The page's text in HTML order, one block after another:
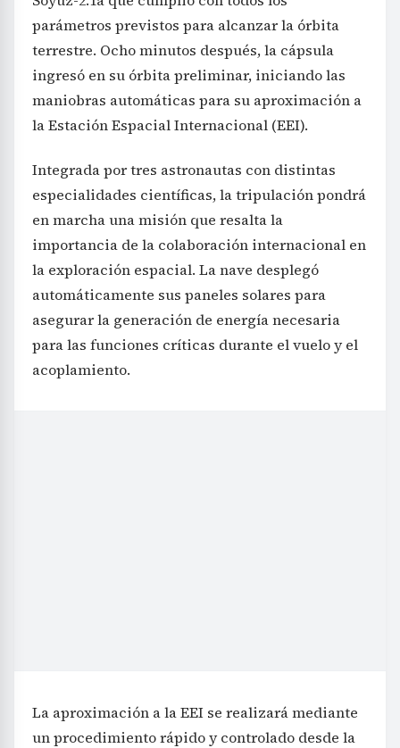
parámetros previstos para alcanzar la órbita
terrestre. Ocho minutos después, la cápsula
ingresó en su órbita preliminar, iniciando las
maniobras automáticas para su aproximación a
la Estación Espacial Internacional (EEI).
Integrada por tres astronautas con distintas
especialidades científicas, la tripulación pondrá
en marcha una misión que resalta la
importancia de la colaboración internacional en
la exploración espacial. La nave desplegó
automáticamente sus paneles solares para
asegurar la generación de energía necesaria
para las funciones críticas durante el vuelo y el
acoplamiento.
La aproximación a la EEI se realizará mediante
un procedimiento rápido y controlado desde la